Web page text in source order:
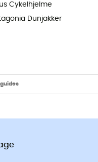
Cykelhjelme
Dunjakker